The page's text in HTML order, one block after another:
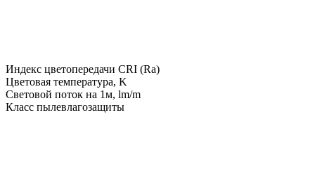
Индекс цветопередачи CRI (Ra)
Цветовая температура, K
Световой поток на 1м, lm/m
Класс пылевлагозащиты